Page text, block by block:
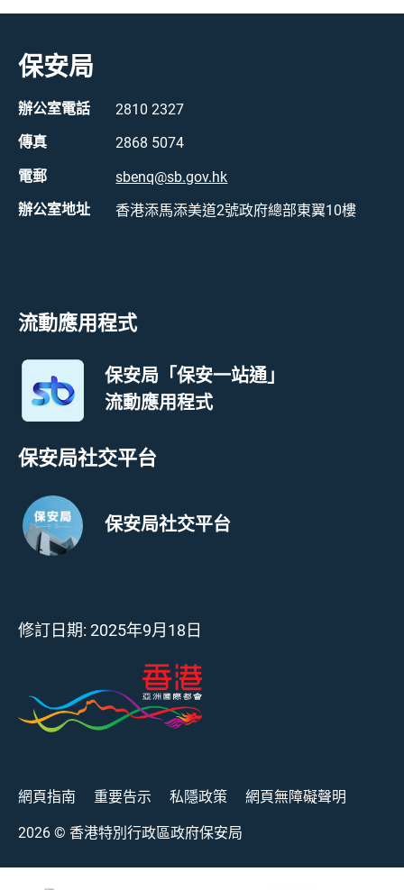
保安局
辦公室電話 2810 2327
傳真 2868 5074
電郵 sbenq@sb.gov.hk
辦公室地址 香港添馬添美道2號政府總部東翼10樓
流動應用程式
保安局「保安一站通」
流動應用程式
保安局社交平台
保安局社交平台
修訂日期:2025年9月18日
網頁指南 重要告示 私隱政策 網頁無障礙聲明
2026 © 香港特別行政區政府保安局